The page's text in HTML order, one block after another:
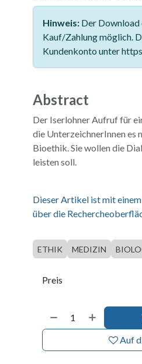
Hinweis:Der Download
Kauf/Zahlung möglich.
Kundenkonto unter
Abstract
Der Iserlohner Aufruf für
die UnterzeichnerInnen es
Bioethik. Sie wollen die
leisten soll.
Dieser Artikel ist mit
über die
ETHIK MEDIZIN
Auf
Preis